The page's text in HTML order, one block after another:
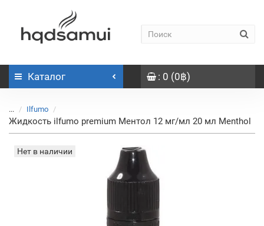
Каталог : 0 (0฿)
... Ilfumo
Жидкость ilfumo premium Ментол 12 мг/мл 20 мл Menthol
Нет в наличии